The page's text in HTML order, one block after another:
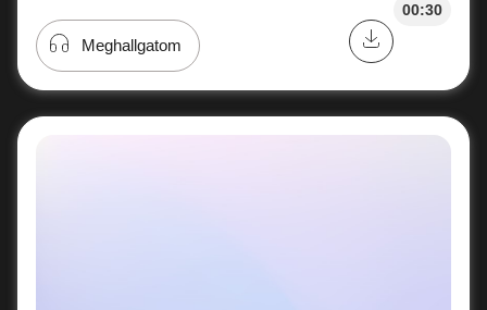
00:30
Meghallgatom